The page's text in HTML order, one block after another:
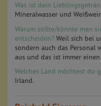
Was ist dein
Mineralwasser und
Warum sollte/könnte man
entscheiden? Weil sich bei
sondern auch das Personal
aus und das ist immer
Welches Land möchtest du
Irland.